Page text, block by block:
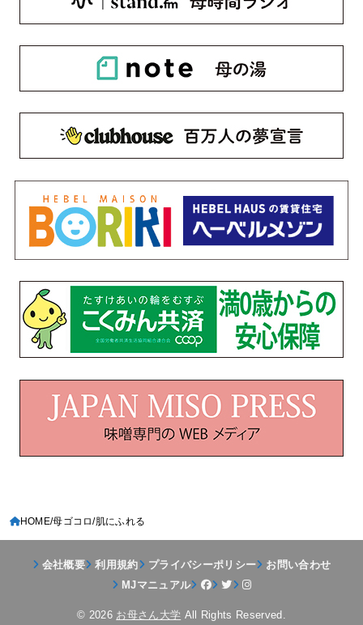
HOME 母ゴコロ 肌にふれる
会社概要 利用規約 プライバシーポリシー
お問い合わせ
MJマニュアル
© 2026 お母さん大学 All Rights Reserved.